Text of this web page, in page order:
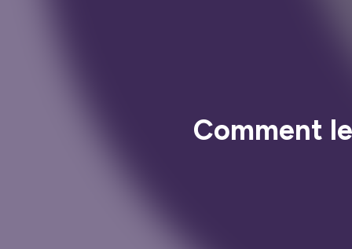
Comment